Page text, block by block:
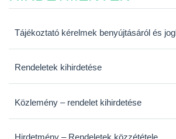
Tájékoztató kérelmek benyújtásáról és
Rendeletek kihirdetése
Közlemény – rendelet kihirdetése